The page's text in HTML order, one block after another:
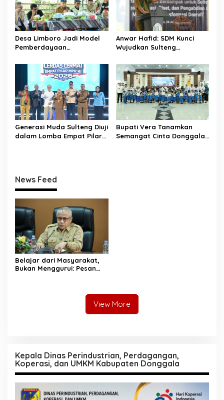
Desa Limboro Jadi Model
Pemberdayaan
Untad Perkuat Sinergi
dengan Pemkab Donggala
Anwar Hafid: SDM Kunci
Wujudkan Sulteng
Jadi Motor Riset dan Solusi
Daerah
Generasi Muda Sulteng Diuji
dalam Lomba Empat Pilar
Bupati Vera Tanamkan
Semangat Cinta Donggala
News Feed
Belajar dari Masyarakat,
Bukan Menggurui: Pesan
View More
Kepala Dinas Perindustrian, Perdagangan,
Koperasi, dan UMKM Kabupaten Donggala